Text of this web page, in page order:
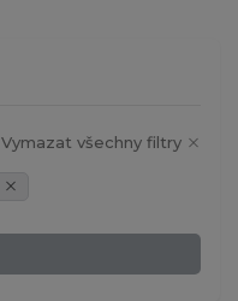
Vymazat všechny filtry